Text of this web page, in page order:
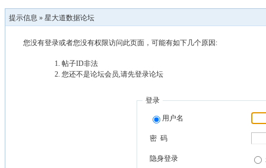
提示信息 » 星大道数据论坛
您没有登录或者您没有权限访问此页面，可能有如下几个原因:
帖子ID非法
您还不是论坛会员,请先登录论坛
登录
用户名
密 码
隐身登录